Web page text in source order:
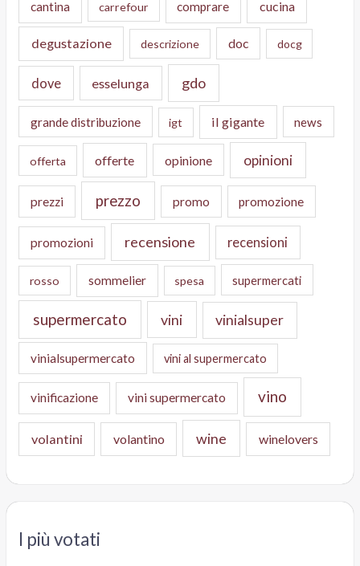
cantina carrefour comprare cucina
degustazione descrizione doc docg
dove esselunga gdo
grande distribuzione igt il gigante news
offerta offerte opinione opinioni
prezzi prezzo promo promozione
promozioni recensione recensioni
rosso sommelier spesa supermercati
supermercato vini vinialsuper
vinialsupermercato vini al supermercato
vinificazione vini supermercato vino
volantini volantino wine winelovers
I più votati